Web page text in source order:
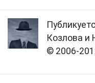
Козлова и
© 2006-